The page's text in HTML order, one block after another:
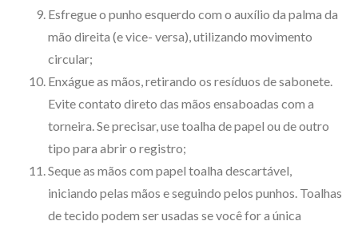
Esfregue o punho esquerdo com o auxílio da palma da
mão direita (e vice- versa), utilizando movimento
circular;
Enxágue as mãos, retirando os resíduos de sabonete.
Evite contato direto das mãos ensaboadas com a
torneira. Se precisar, use toalha de papel ou de outro
tipo para abrir o registro;
Seque as mãos com papel toalha descartável,
iniciando pelas mãos e seguindo pelos punhos. Toalhas
de tecido podem ser usadas se você for a única